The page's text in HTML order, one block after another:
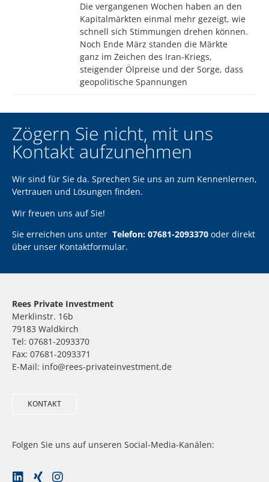
Die vergangenen Wochen haben an den
Kapitalmärkten einmal mehr gezeigt, wie
schnell sich Stimmungen drehen können.
Noch Ende März standen die Märkte
ganz im Zeichen des Iran-Kriegs,
steigender Ölpreise und der Sorge, dass
geopolitische Spannungen
Zögern Sie nicht, mit uns
Kontakt aufzunehmen
Wir sind für Sie da. Sprechen Sie uns an zum Kennenlernen,
Vertrauen und Lösungen finden.
Wir freuen uns auf Sie!
Sie erreichen uns unter Telefon: 07681-2093370 oder direkt
über unser Kontaktformular.
Rees Private Investment
Merklinstr. 16b
79183 Waldkirch
Tel: 07681-2093370
Fax: 07681-2093371
E-Mail: info@rees-privateinvestment.de
KONTAKT
Folgen Sie uns auf unseren Social-Media-Kanälen: